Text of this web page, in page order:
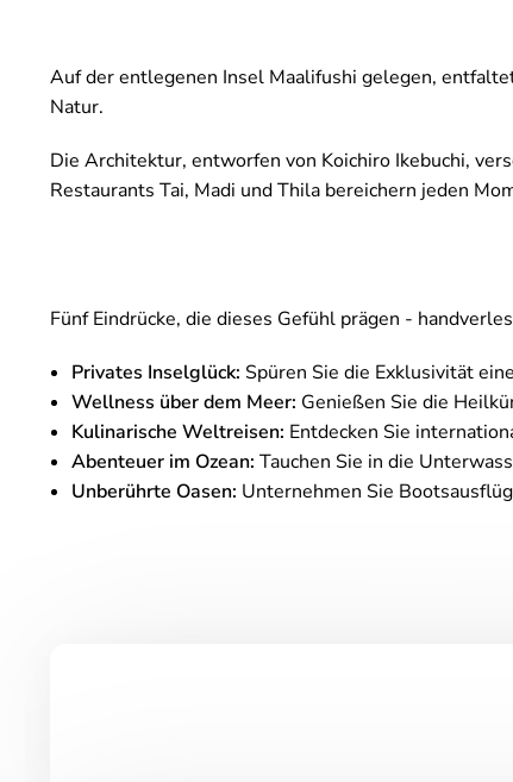
Auf der entlegenen Insel Maalifushi gelegen,
Natur.
Die Architektur, entworfen von Koichiro Ikebuchi,
Restaurants Tai, Madi und Thila bereichern jeden
Fünf Eindrücke, die dieses Gefühl prägen -
Privates Inselglück: Spüren Sie die Exklusivität
Wellness über dem Meer: Genießen Sie die
Kulinarische Weltreisen: Entdecken Sie
Abenteuer im Ozean: Tauchen Sie in die
Unberührte Oasen: Unternehmen Sie